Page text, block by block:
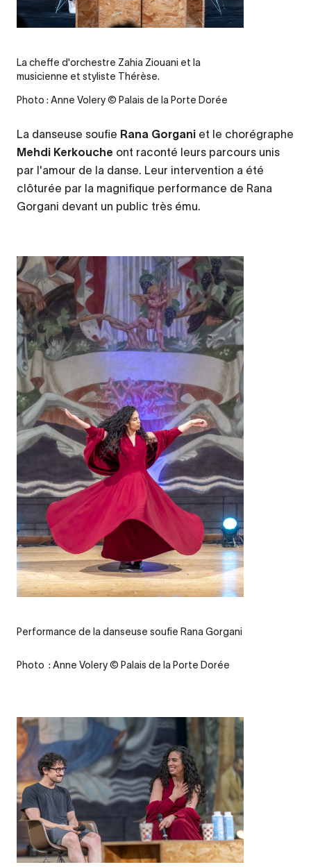
La cheffe d'orchestre Zahia Ziouani et la
musicienne et styliste Thérèse.
Photo : Anne Volery © Palais de la Porte Dorée
La danseuse soufie Rana Gorgani et le chorégraphe
Mehdi Kerkouche ont raconté leurs parcours unis
par l'amour de la danse. Leur intervention a été
clôturée par la magnifique performance de Rana
Gorgani devant un public très ému.
Legende
Performance de la danseuse soufie Rana Gorgani
Credit
Photo : Anne Volery © Palais de la Porte Dorée